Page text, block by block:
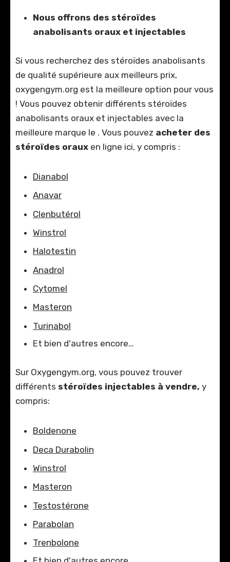
Nous offrons des stéroïdes
anabolisants oraux et injectables
Si vous recherchez des stéroïdes anabolisants
de qualité supérieure aux meilleurs prix,
oxygengym.org est la meilleure option pour vous
! Vous pouvez obtenir différents stéroïdes
anabolisants oraux et injectables avec la
meilleure marque le . Vous pouvez acheter des
stéroïdes oraux en ligne ici, y compris :
Dianabol
Anavar
Clenbutérol
Winstrol
Halotestin
Anadrol
Cytomel
Masteron
Turinabol
Et bien d'autres encore…
Sur Oxygengym.org, vous pouvez trouver
différents stéroïdes injectables à vendre, y
compris:
Boldenone
Deca Durabolin
Winstrol
Masteron
Testostérone
Parabolan
Trenbolone